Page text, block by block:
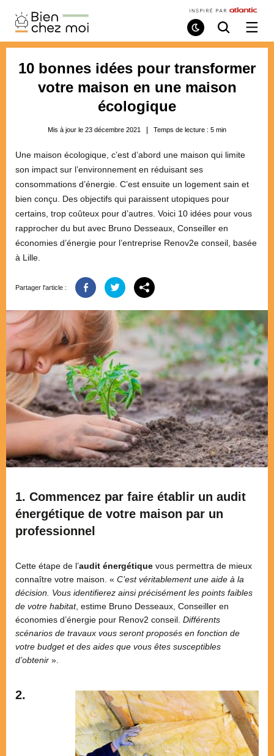
Bien
Chez
Moi
Mode
de
Recherche
/
menu
10 bonnes idées pour transformer
votre maison en une maison
écologique
Mis à jour le 23 décembre 2021 Temps de lecture : 5 min
Une maison écologique, c’est d’abord une maison qui limite
son impact sur l’environnement en réduisant ses
consommations d’énergie. C’est ensuite un logement sain et
bien conçu. Des objectifs qui paraissent utopiques pour
certains, trop coûteux pour d’autres. Voici 10 idées pour vous
rapprocher du but avec Bruno Desseaux, Conseiller en
économies d’énergie pour l’entreprise Renov2e conseil, basée
à Lille.
Partager l'article :
1. Commencez par faire établir un audit
énergétique de votre maison par un
professionnel
Cette étape de l’audit énergétique vous permettra de mieux
connaître votre maison. « C’est véritablement une aide à la
décision. Vous identifierez ainsi précisément les points faibles
de votre habitat, estime Bruno Desseaux, Conseiller en
économies d’énergie pour Renov2 conseil. Différents
scénarios de travaux vous seront proposés en fonction de
votre budget et des aides que vous êtes susceptibles
d’obtenir ».
2.